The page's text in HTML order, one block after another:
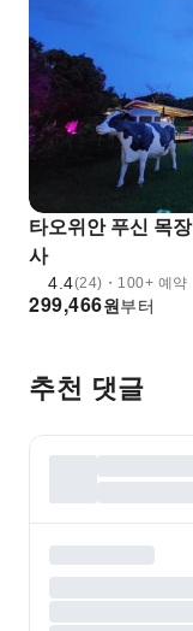
타오위안 푸신 목
사
4.4(24)・100+ 예약
원
299,466 부터
추천 댓글